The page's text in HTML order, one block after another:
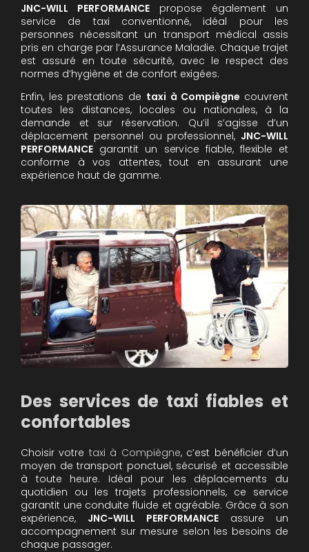
JNC-WILL PERFORMANCE propose également un
service de taxi conventionné, idéal pour les
personnes nécessitant un transport médical assis
pris en charge par l’Assurance Maladie. Chaque trajet
est assuré en toute sécurité, avec le respect des
normes d’hygiène et de confort exigées.
Enfin, les prestations de taxi à Compiègne couvrent
toutes les distances, locales ou nationales, à la
demande et sur réservation. Qu’il s’agisse d’un
déplacement personnel ou professionnel, JNC-WILL
PERFORMANCE garantit un service fiable, flexible et
conforme à vos attentes, tout en assurant une
expérience haut de gamme.
Des services de taxi fiables et
confortables
Choisir votre taxi à Compiègne, c’est bénéficier d’un
moyen de transport ponctuel, sécurisé et accessible
à toute heure. Idéal pour les déplacements du
quotidien ou les trajets professionnels, ce service
garantit une conduite fluide et agréable. Grâce à son
expérience, JNC-WILL PERFORMANCE assure un
accompagnement sur mesure selon les besoins de
chaque passager.